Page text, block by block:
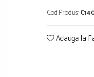
Cod Produs:
Adauga la